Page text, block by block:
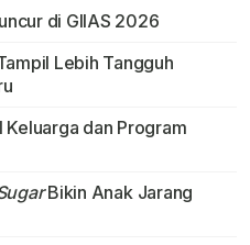
di GIIAS 2026
Lebih Tangguh
dan Program
Bikin Anak Jarang